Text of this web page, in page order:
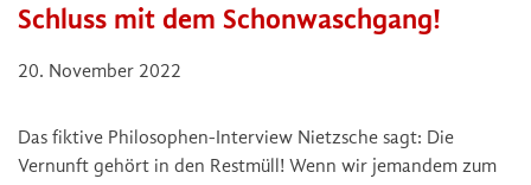
Schluss mit dem Schonwaschgang!
20. November 2022
Das fiktive Philosophen-Interview Nietzsche sagt: Die
Vernunft gehört in den Restmüll! Wenn wir jemandem zum